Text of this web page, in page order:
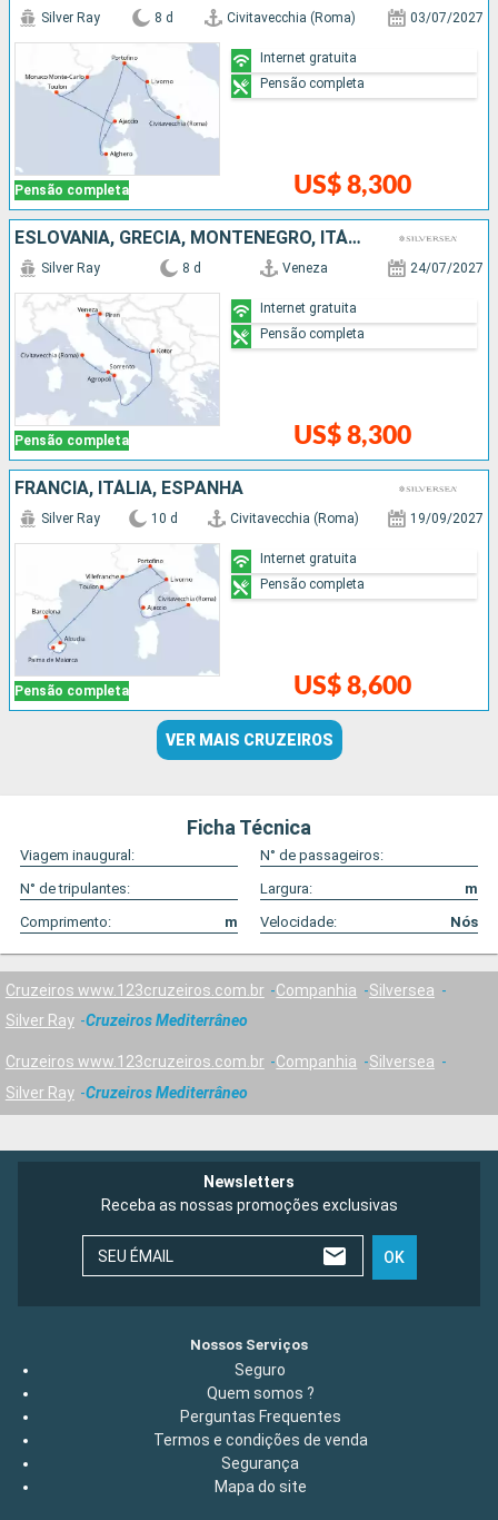
Pensão completa
Silver Ray 8 d Civitavecchia (Roma) 03/07/2027
US$ 8,300
Internet gratuita
Pensão completa
ESLOVÃNIA, GRÉCIA, MONTENEGRO, ITÁLIA
Pensão completa
Silver Ray 8 d Veneza 24/07/2027
US$ 8,300
Internet gratuita
Pensão completa
FRANCIA, ITÁLIA, ESPANHA
Pensão completa
Silver Ray 10 d Civitavecchia (Roma) 19/09/2027
US$ 8,600
Internet gratuita
Pensão completa
VER MAIS CRUZEIROS
Ficha Técnica
Viagem inaugural:
N° de passageiros:
N° de tripulantes:
Largura:
m
Comprimento:
m Velocidade: Nós
Cruzeiros www.123cruzeiros.com.br Companhia
Silversea
Silver Ray
Cruzeiros Mediterrâneo
Cruzeiros www.123cruzeiros.com.br Companhia
Silversea
Silver Ray
Cruzeiros Mediterrâneo
Newsletters
Receba as nossas promoções exclusivas
SEU ÉMAIL OK
Nossos Serviços
Seguro
Quem somos ?
Perguntas Frequentes
Termos e condições de venda
Segurança
Mapa do site